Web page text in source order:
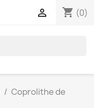
shopping_cart (0)

Coprolithe de